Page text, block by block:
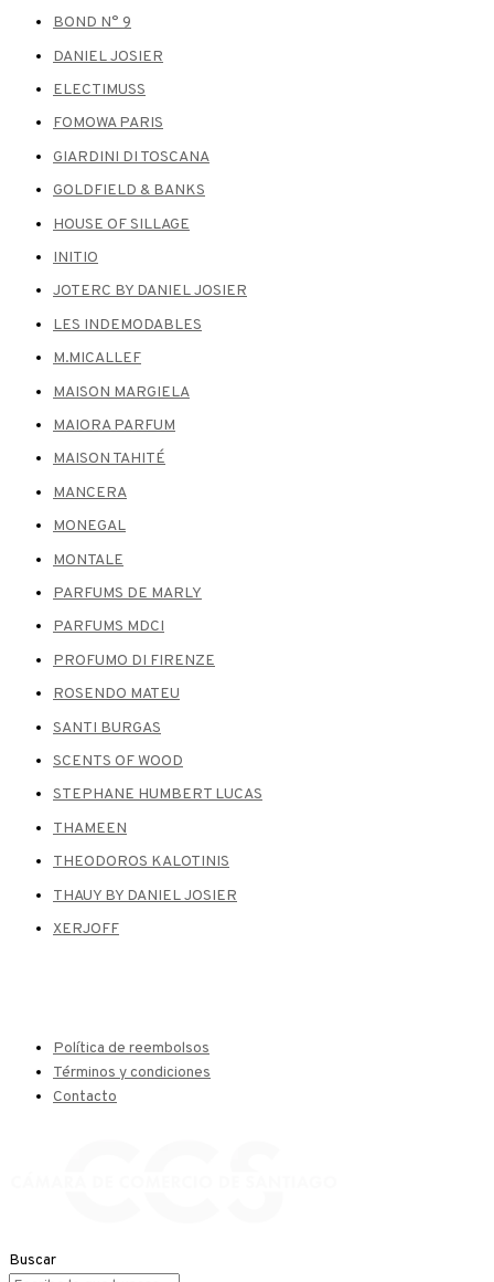
BOND N° 9
DANIEL JOSIER
ELECTIMUSS
FOMOWA PARIS
GIARDINI DI TOSCANA
GOLDFIELD & BANKS
HOUSE OF SILLAGE
INITIO
JOTERC BY DANIEL JOSIER
LES INDEMODABLES
M.MICALLEF
MAISON MARGIELA
MAIORA PARFUM
MAISON TAHITÉ
MANCERA
MONEGAL
MONTALE
PARFUMS DE MARLY
PARFUMS MDCI
PROFUMO DI FIRENZE
ROSENDO MATEU
SANTI BURGAS
SCENTS OF WOOD
STEPHANE HUMBERT LUCAS
THAMEEN
THEODOROS KALOTINIS
THAUY BY DANIEL JOSIER
XERJOFF
Política de reembolsos
Términos y condiciones
Contacto
Buscar